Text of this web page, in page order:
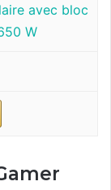
avec bloc
W